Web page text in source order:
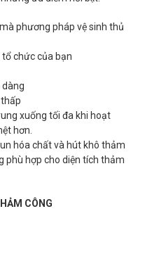
phương pháp vệ sinh thủ
chức của bạn
dàng
xuống tối đa khi hoạt
hơn.
hóa chất và hút khô thảm
phù hợp cho diện tích thảm
CÔNG